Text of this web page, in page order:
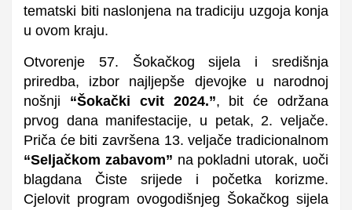
tematski biti naslonjena na tradiciju uzgoja konja
u ovom kraju.
Otvorenje 57. Šokačkog sijela i središnja
priredba, izbor najljepše djevojke u narodnoj
nošnji “Šokački cvit 2024.”, bit će održana
prvog dana manifestacije, u petak, 2. veljače.
Priča će biti završena 13. veljače tradicionalnom
“Seljačkom zabavom” na pokladni utorak, uoči
blagdana Čiste srijede i početka korizme.
Cjelovit program ovogodišnjeg Šokačkog sijela